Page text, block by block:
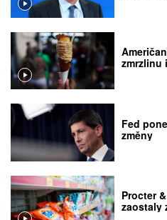
zmrzlinu
Fed
změny
Procter
zaostaly